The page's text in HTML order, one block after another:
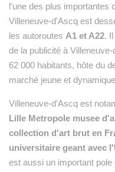
l'une des plus importantes
Villeneuve-d'Ascq est
les autoroutes A1 et A22.
de la publicité à
62 000 habitants, hôte du
marché jeune et
Villeneuve-d'Ascq est
Lille Metropole musee
collection d'art brut en
universitaire geant avec
est aussi un important